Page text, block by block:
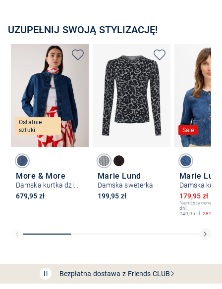
UZUPEŁNIJ SWOJĄ STYLIZACJĘ!
Ostatnie
sztuki
More & More
679,95 zł
Marie Lund
Damska sweterka
199,95 zł
Sale
Marie
Obniżona
179,95 zł
Najniższa cena z
dni:
249,95zł-28%
Przedłużenie czasu zwrotu towaru: 60 dni